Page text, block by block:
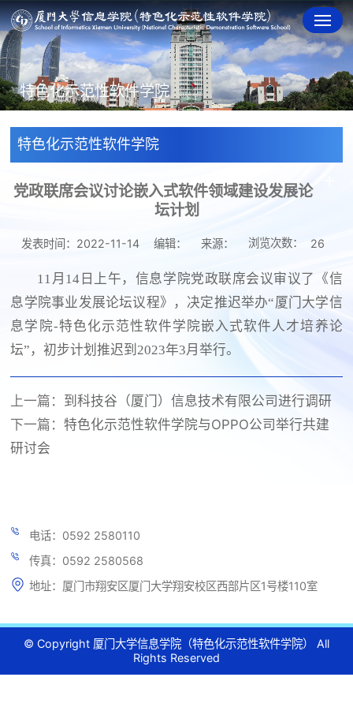
特色化示范性软件学院
特色化示范性软件学院
党政联席会议讨论嵌入式软件领域建设发展论
坛计划
发表时间：2022-11-14 编辑： 来源： 浏览次数： 26
11月14日上午，信息学院党政联席会议审议了《信
息学院事业发展论坛议程》，决定推迟举办“厦门大学信
息学院-特色化示范性软件学院嵌入式软件人才培养论
坛”，初步计划推迟到2023年3月举行。
上一篇： 到科技谷（厦门）信息技术有限公司进行调研
下一篇：特色化示范性软件学院与OPPO公司举行共建
研讨会
电话：0592 2580110
传真：0592 2580568
地址：厦门市翔安区厦门大学翔安校区西部片区1号楼110室
© Copyright 厦门大学信息学院（特色化示范性软件学院） All
Rights Reserved